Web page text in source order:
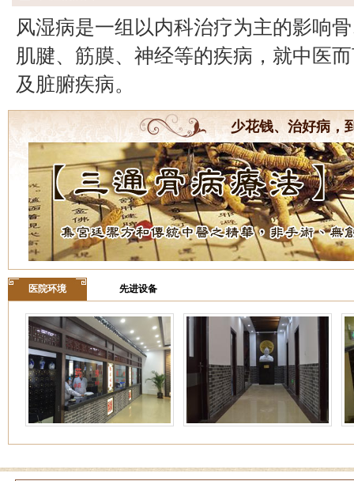
风湿病是一组以内科治疗为主的影响
肌腱、筋膜、神经等的疾病，就中医
及脏腑疾病。
少花钱、治好病，
医院环境 先进设备
姓名：
病情描